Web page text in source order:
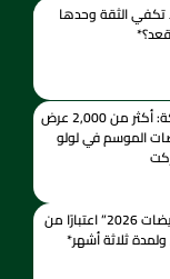
تكفي الثقة وحدها
عاصفة الأسعار تجتاح المملكة: أكثر من 2,000 عرض
الموسم في لولو
التجارة” إطلاق موسم “تخفيضات 2026” اعتبارًا من
ثلاثة أشهر*